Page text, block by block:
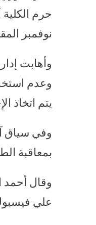
نوفمبر
وأهابت
وعدم
يتم اتخاذ
وفي سياق
بمعاقبة
وقال أحمد
علي